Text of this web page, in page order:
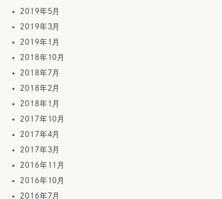
2019年5月
2019年3月
2019年1月
2018年10月
2018年7月
2018年2月
2018年1月
2017年10月
2017年4月
2017年3月
2016年11月
2016年10月
2016年7月